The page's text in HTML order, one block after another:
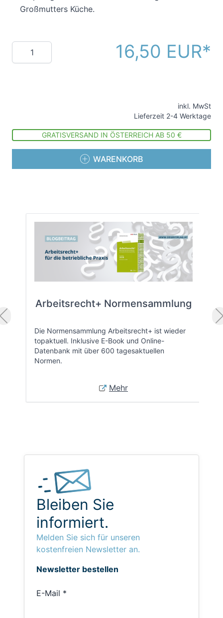
Großmutters Küche.
Menge 16,50 EUR
inkl. MwSt
Lieferzeit 2-4 Werktage
GRATISVERSAND IN ÖSTERREICH AB 50 €
WARENKORB
Arbeitsrecht+ Normensammlung
Die Normensammlung Arbeitsrecht+ ist wieder
topaktuell. Inklusive E-Book und Online-
Datenbank mit über 600 tagesaktuellen
Normen.
Mehr
Bleiben Sie
informiert.
Melden Sie sich für unseren
kostenfreien Newsletter an.